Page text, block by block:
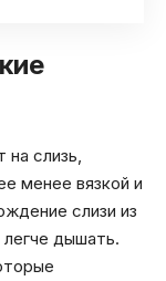
слизь,
менее вязкой и
слизи из
дышать.